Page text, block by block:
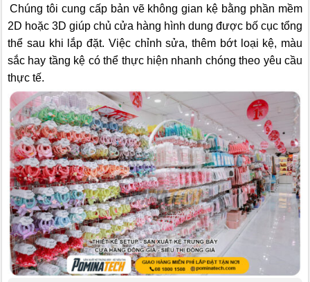
Chúng tôi cung cấp bản vẽ không gian kệ bằng phần mềm
2D hoặc 3D giúp chủ cửa hàng hình dung được bố cục tổng
thể sau khi lắp đặt. Việc chỉnh sửa, thêm bớt loại kệ, màu
sắc hay tầng kệ có thể thực hiện nhanh chóng theo yêu cầu
thực tế.